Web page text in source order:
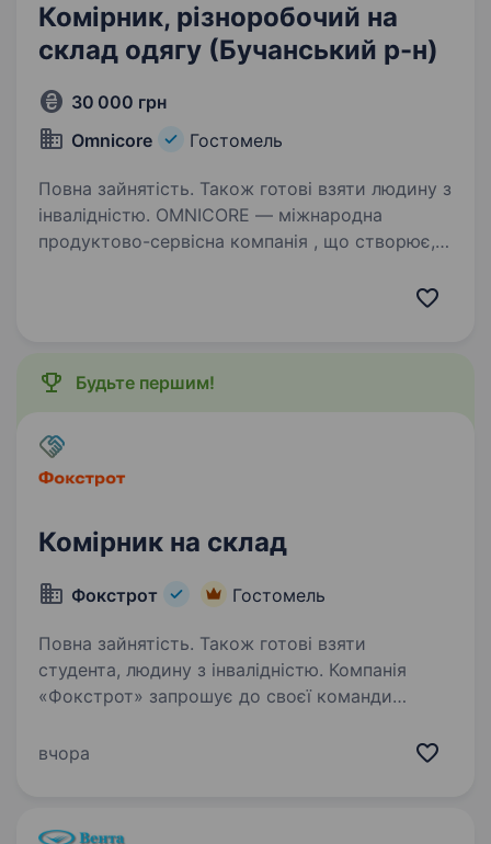
Комірник, різноробочий на
склад одягу (Бучанський р-н)
30 000 грн
Omnicore
Гостомель
Повна зайнятість. Також готові взяти людину з
інвалідністю. OMNICORE — міжнародна
продуктово-сервісна компанія , що створює,
Будьте першим!
Комірник на склад
Фокстрот Гостомель
Повна зайнятість. Також готові взяти
студента, людину з інвалідністю. Компанія
«Фокстрот» запрошує до своєї команди
отримують: Роботу в стабільній компанії;
вчора